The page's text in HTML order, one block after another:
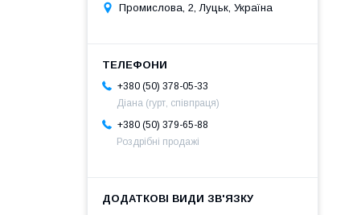
Промислова, 2, Луцьк, Україна
+380 (50) 378-05-33
Діана (гурт, співпраця)
+380 (50) 379-65-88
Роздрібні продажі